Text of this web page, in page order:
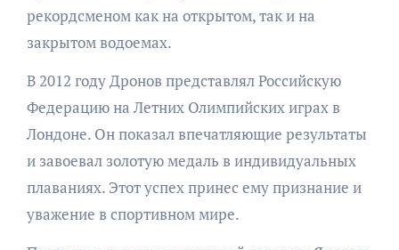
рекордсменом как на открытом, так и на
закрытом водоемах.
В 2012 году Дронов представлял Российскую
Федерацию на Летних Олимпийских играх в
Лондоне. Он показал впечатляющие результаты
и завоевал золотую медаль в индивидуальных
плаваниях. Этот успех принес ему признание и
уважение в спортивном мире.